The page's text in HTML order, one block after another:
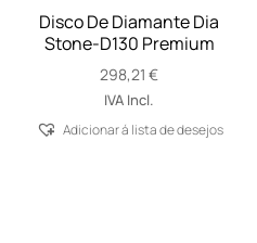
Disco De Diamante Dia
Stone-D130 Premium
298,21€
IVA Incl.
Adicionar á lista de desejos